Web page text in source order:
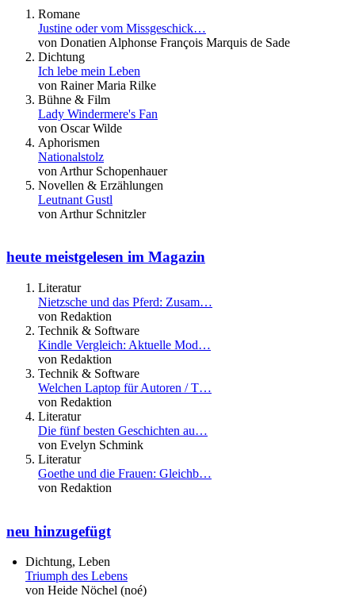
Romane
Justine oder vom Missgeschick…
von Donatien Alphonse François Marquis de Sade
Dichtung
Ich lebe mein Leben
von Rainer Maria Rilke
Bühne & Film
Lady Windermere's Fan
von Oscar Wilde
Aphorismen
Nationalstolz
von Arthur Schopenhauer
Novellen & Erzählungen
Leutnant Gustl
von Arthur Schnitzler
heute meistgelesen im Magazin
Literatur
Nietzsche und das Pferd: Zusam…
von Redaktion
Technik & Software
Kindle Vergleich: Aktuelle Mod…
von Redaktion
Technik & Software
Welchen Laptop für Autoren / T…
von Redaktion
Literatur
Die fünf besten Geschichten au…
von Evelyn Schmink
Literatur
Goethe und die Frauen: Gleichb…
von Redaktion
neu hinzugefügt
Dichtung, Leben
Triumph des Lebens
von Heide Nöchel (noé)